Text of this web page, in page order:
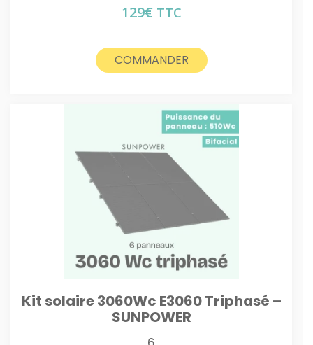
129€ TTC
COMMANDER
Kit solaire 3060Wc E3060 Triphasé –
SUNPOWER